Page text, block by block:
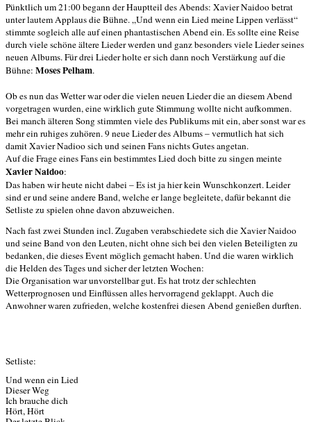
Pünktlich um 21:00 begann der Hauptteil des Abends: Xavier Naidoo betrat
unter lautem Applaus die Bühne. „Und wenn ein Lied meine Lippen verlässt“
stimmte sogleich alle auf einen phantastischen Abend ein. Es sollte eine Reise
durch viele schöne ältere Lieder werden und ganz besonders viele Lieder seines
neuen Albums. Für drei Lieder holte er sich dann noch Verstärkung auf die
Bühne: Moses Pelham.
Ob es nun das Wetter war oder die vielen neuen Lieder die an diesem Abend
vorgetragen wurden, eine wirklich gute Stimmung wollte nicht aufkommen.
Bei manch älteren Song stimmten viele des Publikums mit ein, aber sonst war es
mehr ein ruhiges zuhören. 9 neue Lieder des Albums – vermutlich hat sich
damit Xavier Nadioo sich und seinen Fans nichts Gutes angetan.
Auf die Frage eines Fans ein bestimmtes Lied doch bitte zu singen meinte
Xavier Naidoo:
Das haben wir heute nicht dabei – Es ist ja hier kein Wunschkonzert. Leider
sind er und seine andere Band, welche er lange begleitete, dafür bekannt die
Setliste zu spielen ohne davon abzuweichen.
Nach fast zwei Stunden incl. Zugaben verabschiedete sich die Xavier Naidoo
und seine Band von den Leuten, nicht ohne sich bei den vielen Beteiligten zu
bedanken, die dieses Event möglich gemacht haben. Und die waren wirklich
die Helden des Tages und sicher der letzten Wochen:
Die Organisation war unvorstellbar gut. Es hat trotz der schlechten
Wetterprognosen und Einflüssen alles hervorragend geklappt. Auch die
Anwohner waren zufrieden, welche kostenfrei diesen Abend genießen durften.
Setliste:
Und wenn ein Lied
Dieser Weg
Ich brauche dich
Hört, Hört